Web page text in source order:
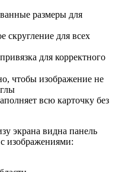
размеры для
скругление для всех
для корректного
чтобы изображение не
всю карточку без
экрана видна панель
изображениями: